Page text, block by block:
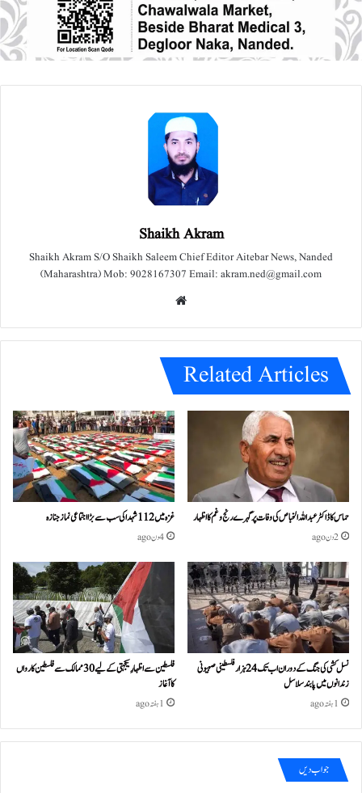
Shaikh Akram
Shaikh Akram S/O Shaikh Saleem Chief Editor Aitebar News, Nanded
(Maharashtra) Mob: 9028167307 Email: akram.ned@gmail.com
e
Related Articles
حماس کا ڈاکٹر عبداللہ الخباص کی وفات پر گہرے رنج وغم کااظہار
2 دن ago
غزہ میں 112 شہدا کی سب سے بڑا اجتماعی نماز جنازہ
4 دن ago
نسل کشی کی جنگ کے دوران اب تک 24ہزار فلسطینی صہیونی
زندانوں میں پابند سلاسل
1 ہفتہ ago
فلسطین سے اظہارِ یکجہتی کے لیے 30 ممالک سے فلسطین کارواں
کا آغاز
1 ہفتہ ago
جواب دیں